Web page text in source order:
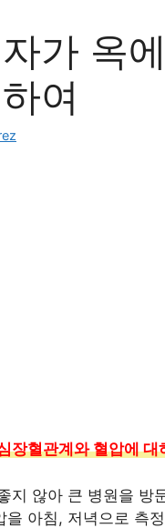
가 옥
여
장혈관계와 혈압에 대
지 않아 큰 병원을 방
을 아침, 저녁으로 측